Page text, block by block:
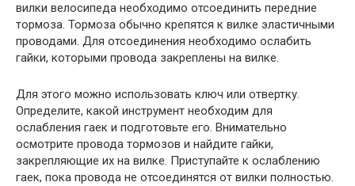
вилки велосипеда необходимо отсоединить передние
тормоза. Тормоза обычно крепятся к вилке эластичными
проводами. Для отсоединения необходимо ослабить
гайки, которыми провода закреплены на вилке.
Для этого можно использовать ключ или отвертку.
Определите, какой инструмент необходим для
ослабления гаек и подготовьте его. Внимательно
осмотрите провода тормозов и найдите гайки,
закрепляющие их на вилке. Приступайте к ослаблению
гаек, пока провода не отсоединятся от вилки полностью.